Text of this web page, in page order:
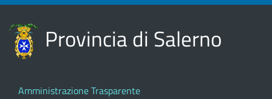
Provincia di Salerno
Amministrazione Trasparente